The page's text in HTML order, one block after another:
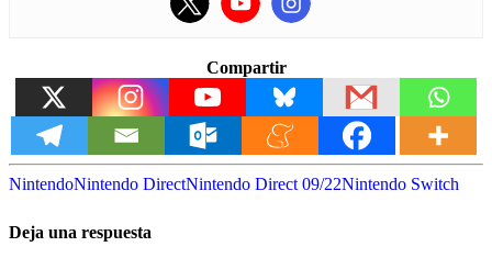
Compartir
NintendoNintendo DirectNintendo Direct 09/22Nintendo Switch
Deja una respuesta